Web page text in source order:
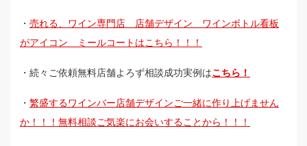
・ 売れる、ワイン専門店 店舗デザイン ワインボトル看板
がアイコン ミールコートはこちら！！！
・続々ご依頼無料店舗よろず相談成功実例はこちら！
・ 繁盛するワインバー店舗デザインご一緒に作り上げません
か！！！無料相談ご気楽にお会いすることから！！！